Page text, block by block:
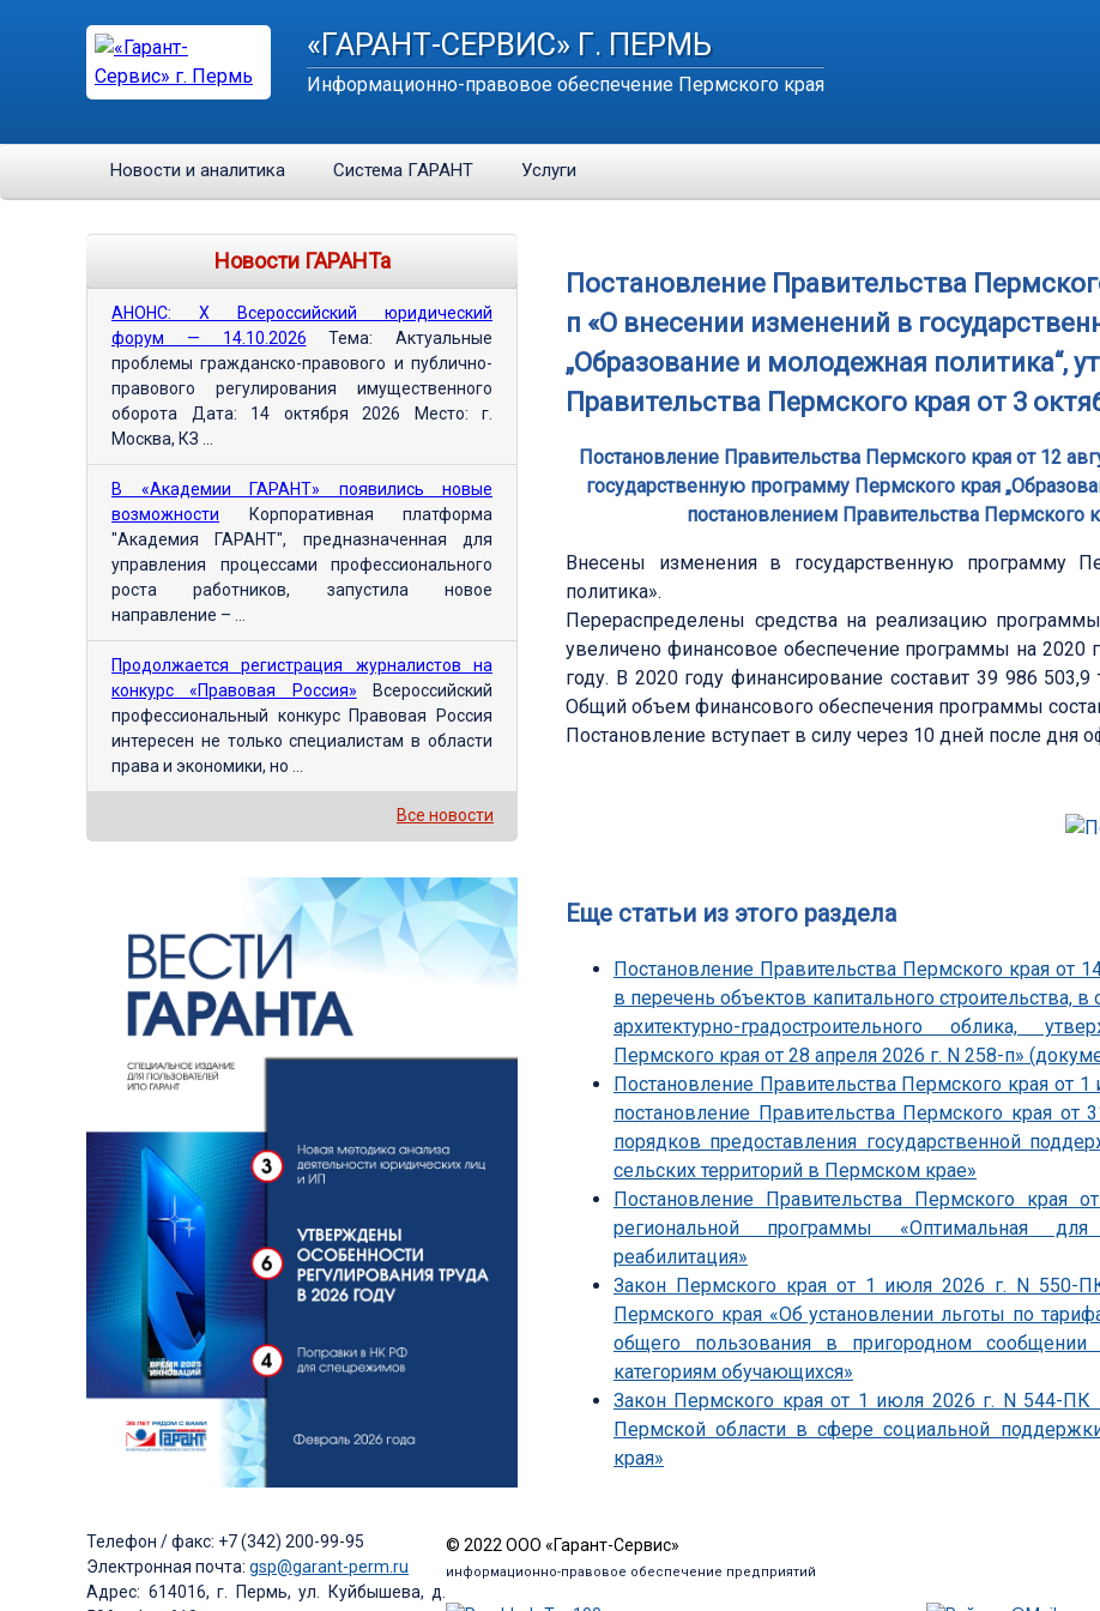
«ГАРАНТ-СЕРВИС» Г. ПЕРМЬ
Информационно-правовое обеспечение Пермского края
Новости и аналитика Система ГАРАНТ Услуги
Постановление Правительства
п «О внесении изменений в
„Образование и молодежная политика“,
Правительства Пермского края от 3
Постановление Правительства Пермского края от 12
государственную программу Пермского края
постановлением Правительства Пермского
Внесены изменения в государственную программу
политика».
Перераспределены средства на реализацию
увеличено финансовое обеспечение программы на 2020
году. В 2020 году финансирование составит 39 986
Общий объем финансового обеспечения программы
Постановление вступает в силу через 10 дней после дня
Еще статьи из этого раздела
Постановление Правительства Пермского края от
в перечень объектов капитального строительства,
архитектурно-градостроительного облика,
Пермского края от 28 апреля 2026 г. N 258-п»
Постановление Правительства Пермского края от
постановление Правительства Пермского края
порядков предоставления государственной
сельских территорий в Пермском крае»
Постановление Правительства Пермского
региональной программы «Оптимальная
реабилитация»
Закон Пермского края от 1 июля 2026 г. N 550-
Пермского края «Об установлении льготы по
общего пользования в пригородном
категориям обучающихся»
Закон Пермского края от 1 июля 2026 г. N 544-
Пермской области в сфере социальной
края»
Новости ГАРАНТа
АНОНС: Х Всероссийский юридический
форум — 14.10.2026 Тема: Актуальные
проблемы гражданско-правового и публично-
правового регулирования имущественного
оборота Дата: 14 октября 2026 Место: г.
Москва, КЗ ...
В «Академии ГАРАНТ» появились новые
возможности Корпоративная платформа
"Академия ГАРАНТ", предназначенная для
управления процессами профессионального
роста работников, запустила новое
направление – ...
Продолжается регистрация журналистов на
конкурс «Правовая Россия» Всероссийский
профессиональный конкурс Правовая Россия
интересен не только специалистам в области
права и экономики, но ...
Все новости
Телефон / факс: +7 (342) 200-99-95
Электронная почта: gsp@garant-perm.ru
Адрес: 614016, г. Пермь, ул. Куйбышева, д.
© 2022 ООО «Гарант-Сервис»
информационно-правовое обеспечение предприятий